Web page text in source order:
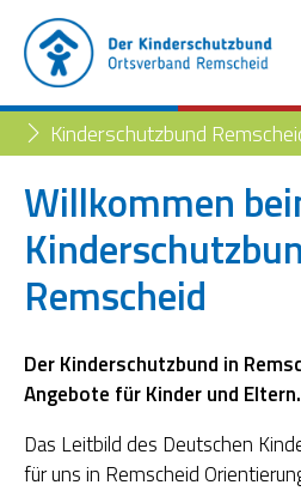
Der Kinderschutzbund
Aktuelles
Blog
Kinder- und Jugendtelefon
Trennung der Eltern
Familienberatungsstelle
Begleiteter Umgang
Fachstelle „Frühe Hilfen“
Kinderschutzbund
Willkommen
Remscheid
Der Kinderschutzbund in
Angebote für Kinder und Eltern.
Das Leitbild des Deutschen
für uns in Remscheid